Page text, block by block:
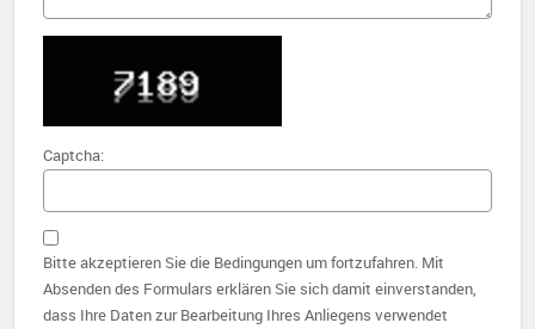
Captcha:
Bitte akzeptieren Sie die Bedingungen um fortzufahren. Mit
Absenden des Formulars erklären Sie sich damit einverstanden,
dass Ihre Daten zur Bearbeitung Ihres Anliegens verwendet